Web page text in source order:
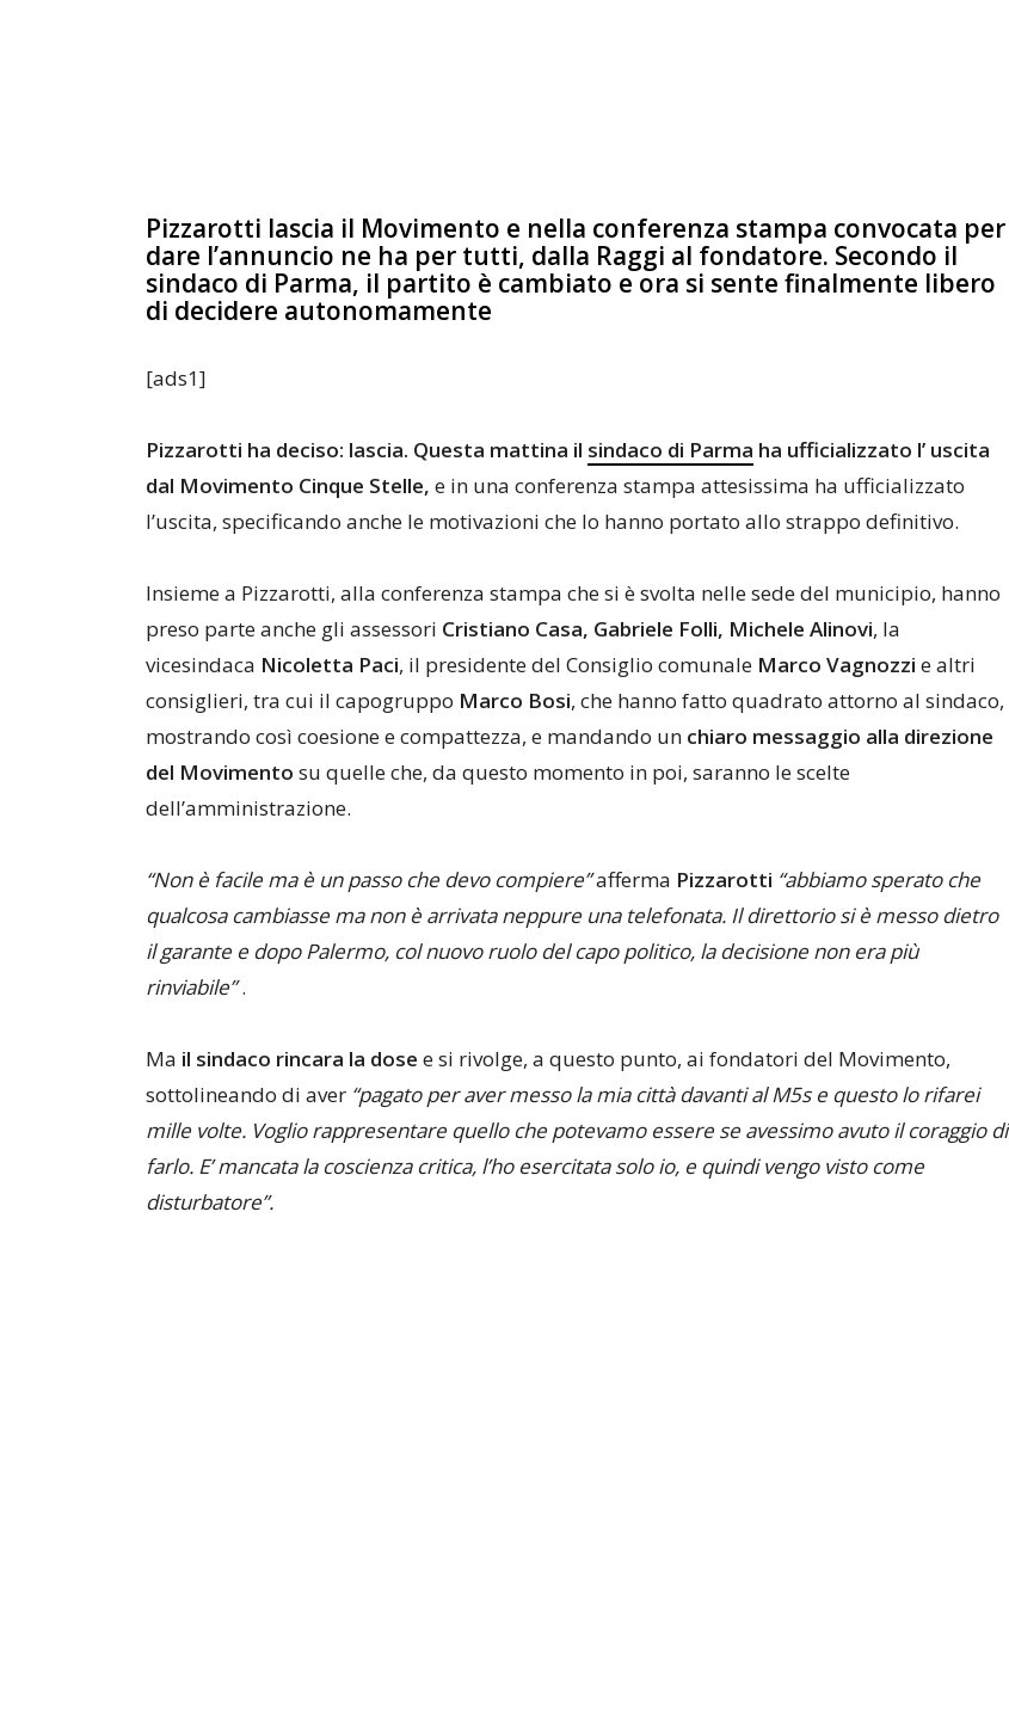
Pizzarotti lascia il Movimento e nella conferenza stampa convocata per
dare l’annuncio ne ha per tutti, dalla Raggi al fondatore. Secondo il
sindaco di Parma, il partito è cambiato e ora si sente finalmente libero
di decidere autonomamente
[ads1]
Pizzarotti ha deciso: lascia. Questa mattina il sindaco di Parma ha ufficializzato l’ uscita
dal Movimento Cinque Stelle, e in una conferenza stampa attesissima ha ufficializzato
l’uscita, specificando anche le motivazioni che lo hanno portato allo strappo definitivo.
Insieme a Pizzarotti, alla conferenza stampa che si è svolta nelle sede del municipio, hanno
preso parte anche gli assessori Cristiano Casa, Gabriele Folli, Michele Alinovi, la
vicesindaca Nicoletta Paci, il presidente del Consiglio comunale Marco Vagnozzi e altri
consiglieri, tra cui il capogruppo Marco Bosi, che hanno fatto quadrato attorno al sindaco,
mostrando così coesione e compattezza, e mandando un chiaro messaggio alla direzione
del Movimento su quelle che, da questo momento in poi, saranno le scelte
dell’amministrazione.
“Non è facile ma è un passo che devo compiere”afferma Pizzarotti “abbiamo sperato che
qualcosa cambiasse ma non è arrivata neppure una telefonata. Il direttorio si è messo dietro
il garante e dopo Palermo, col nuovo ruolo del capo politico, la decisione non era più
rinviabile”.
Ma il sindaco rincara la dose e si rivolge, a questo punto, ai fondatori del Movimento,
sottolineando di aver “pagato per aver messo la mia città davanti al M5s e questo lo rifarei
mille volte. Voglio rappresentare quello che potevamo essere se avessimo avuto il coraggio di
farlo. E’ mancata la coscienza critica, l’ho esercitata solo io, e quindi vengo visto come
disturbatore”.